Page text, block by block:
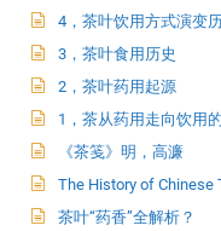
4，茶叶饮用方式演变
3，茶叶食用历史
2，茶叶药用起源
1，茶从药用走向饮用
《茶笺》明，高濂
The History of Chinese
茶叶“药香”全解析？